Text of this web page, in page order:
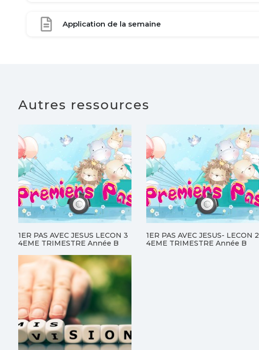
Application de la semaine
Autres ressources
1ER PAS AVEC JESUS LECON 3
4EME TRIMESTRE Année B
1ER PAS AVEC JESUS- LECON 2
4EME TRIMESTRE Année B